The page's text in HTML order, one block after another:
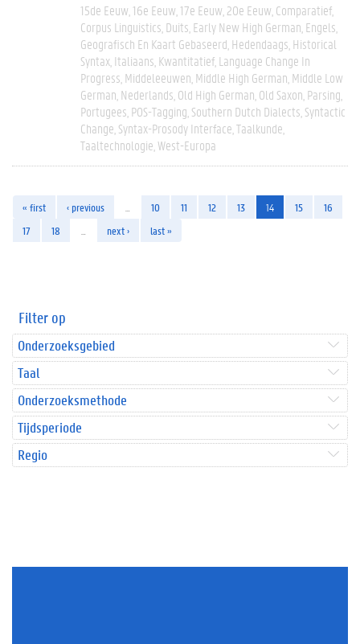
15de Eeuw 16e Eeuw 17e Eeuw 20e Eeuw Comparatief
Corpus Linguistics Duits Early New High German Engels
Geografisch En Kaart Gebaseerd Hedendaags Historical
Syntax Italiaans Kwantitatief Language Change In
Progress Middeleeuwen Middle High German Middle Low
German Nederlands Old High German Old Saxon Parsing
Portugees POS-Tagging Southern Dutch Dialects Syntactic
Change Syntax-Prosody Interface Taalkunde
Taaltechnologie West-Europa
« first ‹ previous 10 11 12 13 14 15
16
17
18 next › last »
Filter op
Onderzoeksgebied
Taal
Onderzoeksmethode
Tijdsperiode
Regio